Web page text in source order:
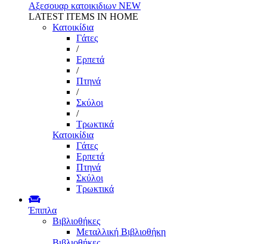
Αξεσουαρ κατοικιδιων NEW
LATEST ITEMS IN HOME
Κατοικίδια
Γάτες
/
Ερπετά
/
Πτηνά
/
Σκύλοι
/
Τρωκτικά
Κατοικίδια
Γάτες
Ερπετά
Πτηνά
Σκύλοι
Τρωκτικά
Έπιπλα
Βιβλιοθήκες
Μεταλλική Βιβλιοθήκη